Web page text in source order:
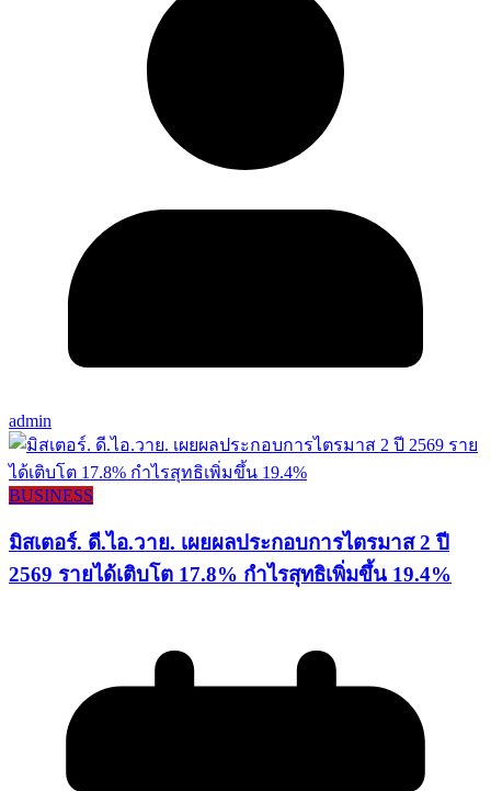
admin
BUSINESS
มิสเตอร์. ดี.ไอ.วาย. เผยผลประกอบการไตรมาส 2 ปี
2569 รายได้เติบโต 17.8% กำไรสุทธิเพิ่มขึ้น 19.4%